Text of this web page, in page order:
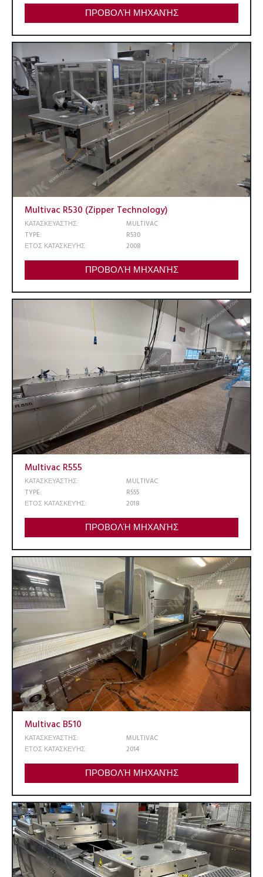
ΠΡΟΒΟΛΉ ΜΗΧΑΝΉΣ
Multivac R530 (Zipper Technology)
ΚΑΤΑΣΚΕΥΑΣΤΗΣ:
MULTIVAC
TYPE:
R530
ΕΤΟΣ ΚΑΤΑΣΚΕΥΉΣ:
2008
ΠΡΟΒΟΛΉ ΜΗΧΑΝΉΣ
Multivac R555
ΚΑΤΑΣΚΕΥΑΣΤΗΣ:
MULTIVAC
TYPE:
R555
ΕΤΟΣ ΚΑΤΑΣΚΕΥΉΣ:
2018
ΠΡΟΒΟΛΉ ΜΗΧΑΝΉΣ
Multivac B510
ΚΑΤΑΣΚΕΥΑΣΤΗΣ:
MULTIVAC
ΕΤΟΣ ΚΑΤΑΣΚΕΥΉΣ:
2014
ΠΡΟΒΟΛΉ ΜΗΧΑΝΉΣ